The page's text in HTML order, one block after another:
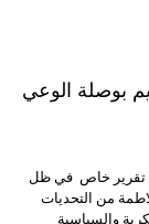
بوصلة الوعي
| تقرير خاص في ظل
من التحديات
والسياسية